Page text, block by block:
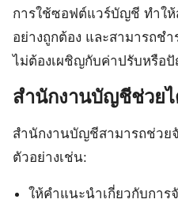
การใช้ซอฟต์แวร์บัญชี ทำใ
อย่างถูกต้อง และสามารถช
ไม่ต้องเผชิญกับค่าปรับหรือปั
สำนักงานบัญชีช่วยไ
สำนักงานบัญชีสามารถช่วย
ตัวอย่างเช่น:
ให้คำแนะนำเกี่ยวกับการ